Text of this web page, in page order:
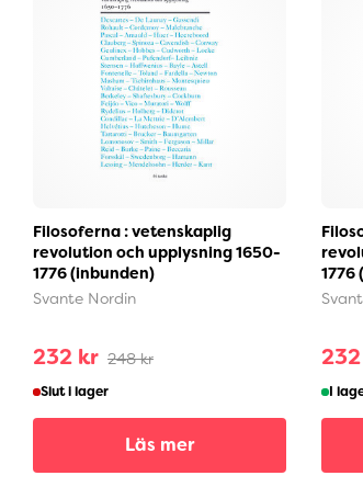
Filosoferna : vetenskaplig
revolution och upplysning 1650-
1776 (inbunden)
Svante Nordin
232 kr 248 kr
Slut i lager
Läs mer
1776
I